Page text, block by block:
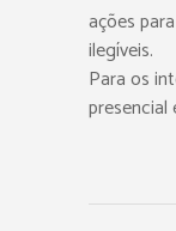
ações
ilegíveis.
Para os